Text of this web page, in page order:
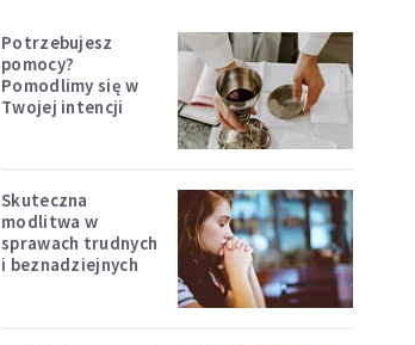
Potrzebujesz
pomocy?
Pomodlimy się w
Twojej intencji
Skuteczna
modlitwa w
sprawach trudnych
i beznadziejnych